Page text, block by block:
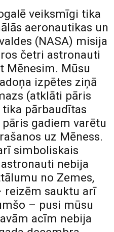
veiksmīgi tika
aeronautikas un
(NASA) misija
četri astronauti
Mēnesim. Mūsu
izpētes ziņā
(atklāti pāris
pārbaudītas
gadiem varētu
uz Mēness.
simboliskais
nebija
no Zemes,
reizēm sauktu arī
– pusi mūsu
acīm nebija